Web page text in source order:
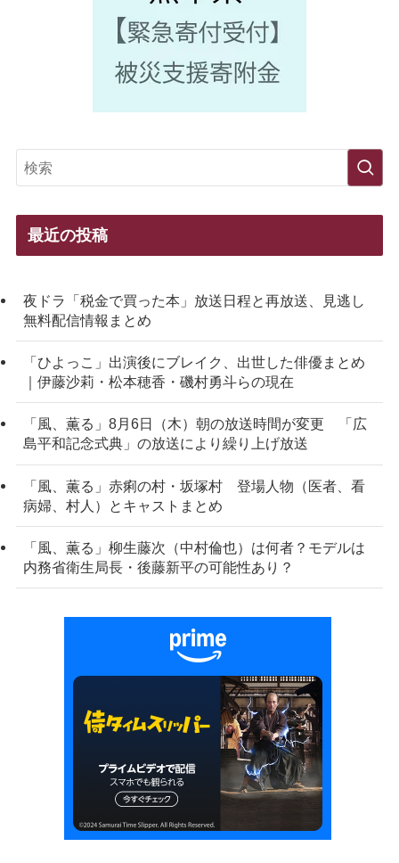
最近の投稿
夜ドラ「税金で買った本」放送日程と再放送、見逃し
無料配信情報まとめ
「ひよっこ」出演後にブレイク、出世した俳優まとめ
｜伊藤沙莉・松本穂香・磯村勇斗らの現在
「風、薫る」8月6日（木）朝の放送時間が変更 「広
島平和記念式典」の放送により繰り上げ放送
「風、薫る」赤痢の村・坂塚村 登場人物（医者、看
病婦、村人）とキャストまとめ
「風、薫る」柳生藤次（中村倫也）は何者？モデルは
内務省衛生局長・後藤新平の可能性あり？